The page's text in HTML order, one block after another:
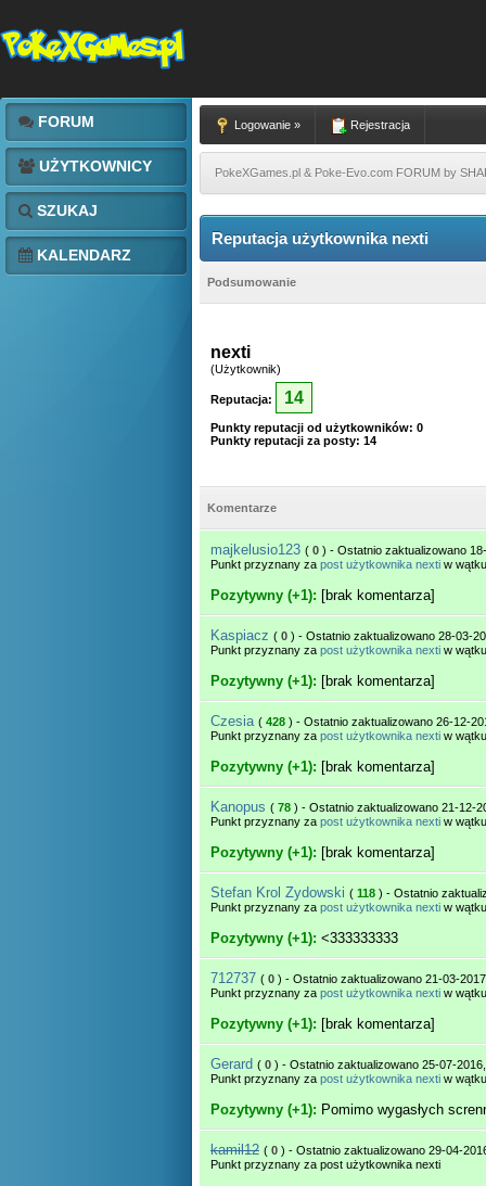
FORUM
UŻYTKOWNICY
SZUKAJ
KALENDARZ
Logowanie » Rejestracja
PokeXGames.pl & Poke-Evo.com FORUM by
Reputacja użytkownika nexti
Podsumowanie
nexti
(Użytkownik)
Reputacja: 14
Punkty reputacji od użytkowników: 0
Punkty reputacji za posty: 14
Komentarze
majkelusio123 ( 0 ) - Ostatnio zaktualizowano
Punkt przyznany za post użytkownika nexti w
Pozytywny (+1): [brak komentarza]
Kaspiacz ( 0 ) - Ostatnio zaktualizowano 28-03-
Punkt przyznany za post użytkownika nexti w
Pozytywny (+1): [brak komentarza]
Czesia ( 428 ) - Ostatnio zaktualizowano 26-12-
Punkt przyznany za post użytkownika nexti w
Pozytywny (+1): [brak komentarza]
Kanopus ( 78 ) - Ostatnio zaktualizowano 21-12-
Punkt przyznany za post użytkownika nexti w
Pozytywny (+1): [brak komentarza]
Stefan Krol Zydowski ( 118 ) - Ostatnio
Punkt przyznany za post użytkownika nexti w
Pozytywny (+1): <333333333
712737 ( 0 ) - Ostatnio zaktualizowano 21-03-
Punkt przyznany za post użytkownika nexti w
Pozytywny (+1): [brak komentarza]
Gerard ( 0 ) - Ostatnio zaktualizowano 25-07-
Punkt przyznany za post użytkownika nexti w
Pozytywny (+1): Pomimo wygasłych
kamil12 ( 0 ) - Ostatnio zaktualizowano 29-04-
Punkt przyznany za post użytkownika nexti